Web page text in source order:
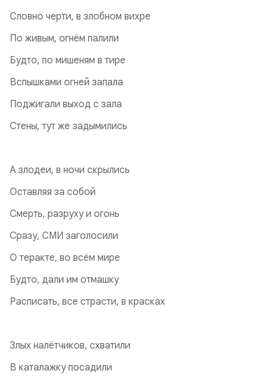
Словно черти, в злобном вихре
По живым, огнём палили
Будто, по мишеням в тире
Вспышками огней запала
Поджигали выход с зала
Стены, тут же задымились
А злодеи, в ночи скрылись
Оставляя за собой
Смерть, разруху и огонь
Сразу, СМИ заголосили
О теракте, во всём мире
Будто, дали им отмашку
Расписать, все страсти, в красках
Злых налётчиков, схватили
В каталажку посадили